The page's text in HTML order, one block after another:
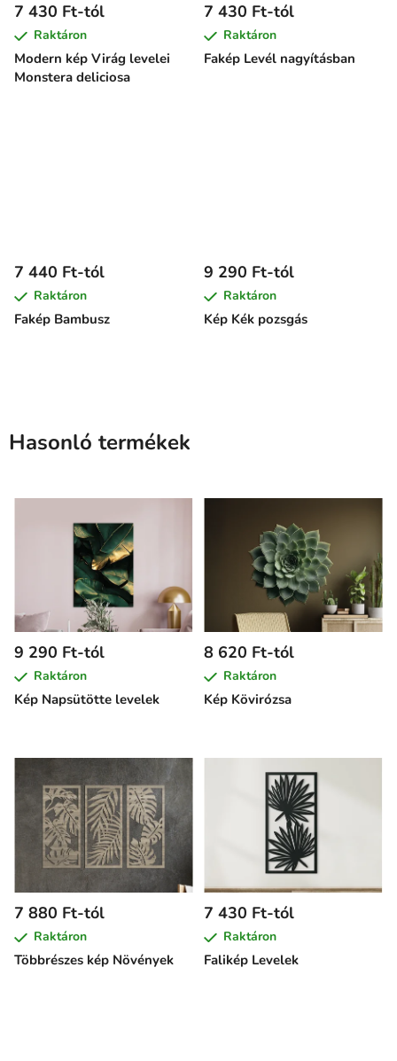
Modern kép Virág levelei
Monstera deliciosa
7 430 Ft-tól
Raktáron
Fakép Levél nagyításban
7 430 Ft-tól
Raktáron
Fakép Bambusz
7 440 Ft-tól
Raktáron
Kép Kék pozsgás
9 290 Ft-tól
Raktáron
Hasonló termékek
Kép Napsütötte levelek
9 290 Ft-tól
Raktáron
Kép Kövirózsa
8 620 Ft-tól
Raktáron
Többrészes kép Növények
7 880 Ft-tól
Raktáron
Falikép Levelek
7 430 Ft-tól
Raktáron